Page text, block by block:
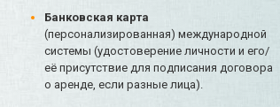
Банковская карта
(персонализированная) международной
системы (удостоверение личности и его/
её присутствие для подписания договора
о аренде, если разные лица).